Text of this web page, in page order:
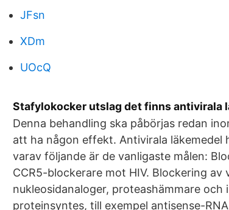
JFsn
XDm
UOcQ
Stafylokocker utslag det finns antivirala
Denna behandling ska påbörjas redan
att ha någon effekt. Antivirala läkemedel
varav följande är de vanligaste målen:
CCR5-blockerare mot HIV. Blockering av
nukleosidanaloger, proteashämmare
proteinsyntes, till exempel antisense-